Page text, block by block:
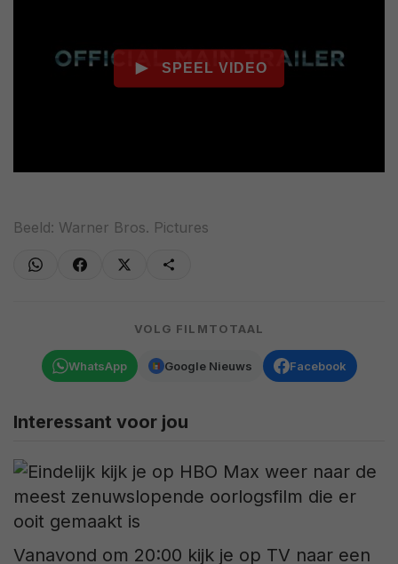
Beeld: Warner Bros. Pictures
VOLG FILMTOTAAL
WhatsApp Google Nieuws Facebook
Interessant voor jou
Vanavond om 20:00 kijk je op TV naar een